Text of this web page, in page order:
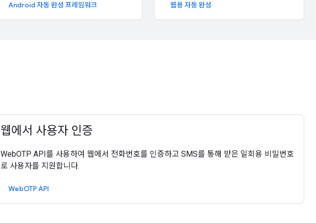
Android 자동 완성 프레임워크 웹용 자동 완성
웹에서 사용자 인증
WebOTP API를 사용하여 웹에서 전화번호를 인증하고 SMS를 통해 받은 일회용 비밀번호
로 사용자를 지원합니다.
WebOTP API